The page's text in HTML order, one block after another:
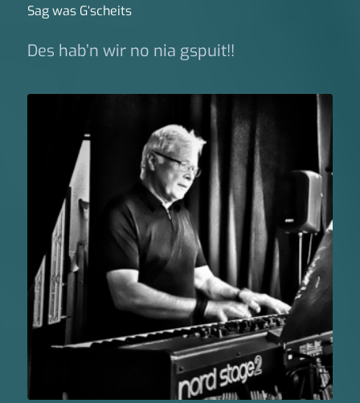
Sag was G‘scheits
Des hab’n wir no nia gspuit!!